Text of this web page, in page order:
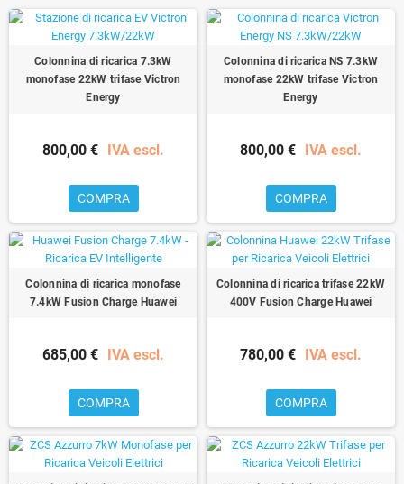
Colonnina di ricarica 7.3kW
monofase 22kW trifase Victron
Energy
800,00 € IVA escl.
COMPRA
Colonnina di ricarica NS 7.3kW
monofase 22kW trifase Victron
Energy
800,00 € IVA escl.
COMPRA
Colonnina di ricarica monofase
7.4kW Fusion Charge Huawei
685,00 € IVA escl.
COMPRA
Colonnina di ricarica trifase 22kW
400V Fusion Charge Huawei
780,00 € IVA escl.
COMPRA